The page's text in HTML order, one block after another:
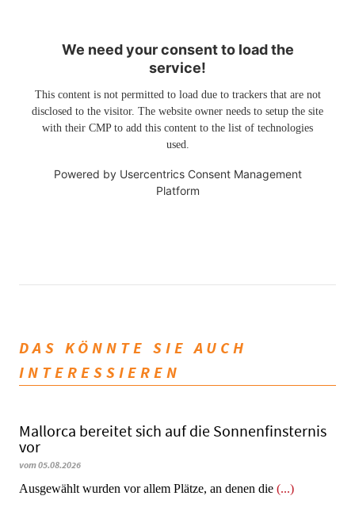
We need your consent to load the
service!
This content is not permitted to load due to trackers that are not
disclosed to the visitor. The website owner needs to setup the site
with their CMP to add this content to the list of technologies
used.
Powered by Usercentrics Consent Management
Platform
DAS KÖNNTE SIE AUCH
INTERESSIEREN
Mallorca bereitet sich auf die Sonnenfinsternis
vor
vom 05.08.2026
Ausgewählt wurden vor allem Plätze, an denen die (...)